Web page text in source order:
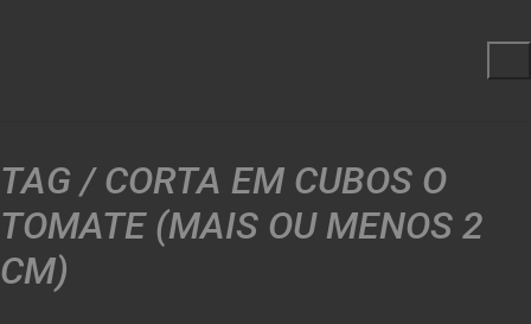
TAG /CORTA EM CUBOS O
TOMATE (MAIS OU MENOS 2
CM)